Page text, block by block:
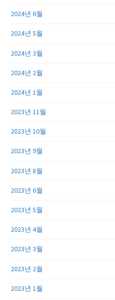
2024년 6월
2024년 5월
2024년 3월
2024년 2월
2024년 1월
2023년 11월
2023년 10월
2023년 9월
2023년 8월
2023년 6월
2023년 5월
2023년 4월
2023년 3월
2023년 2월
2023년 1월